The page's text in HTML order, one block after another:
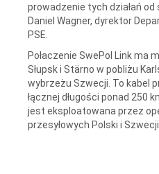
prowadzenie tych działań
Daniel Wagner, dyrektor
PSE.
Połaczenie SwePol Link ma
Słupsk i Stärno w pobliżu
wybrzeżu Szwecji. To kabel
łącznej długości ponad 250
jest eksploatowana przez
przesyłowych Polski i